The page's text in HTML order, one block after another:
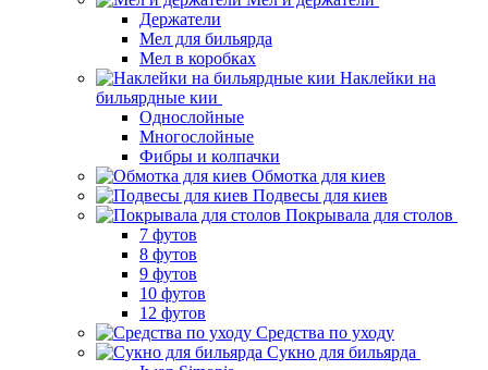
Держатели
Мел для бильярда
Мел в коробках
Наклейки на
бильярдные кии
Однослойные
Многослойные
Фибры и колпачки
Обмотка для киев
Подвесы для киев
Покрывала для столов
7 футов
8 футов
9 футов
10 футов
12 футов
Средства по уходу
Сукно для бильярда